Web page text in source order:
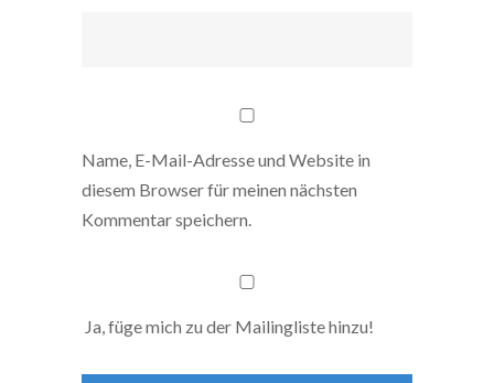
Name, E-Mail-Adresse und Website in
diesem Browser für meinen nächsten
Kommentar speichern.
Ja, füge mich zu der Mailingliste hinzu!